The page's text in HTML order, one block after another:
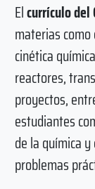
Elcurrículo del
materias
cinética
reactores,
proyectos,
estudiantes
de la química
problemas